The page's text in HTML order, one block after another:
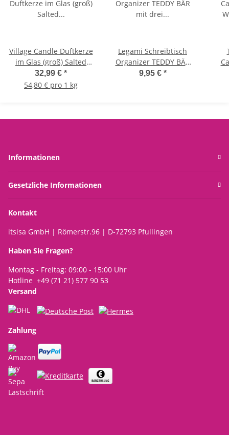
Village Candle Duftkerze
im Glas (groß) Salted
Caramel Latte - Tradition
Jar - Kerze mit 2-Docht
32,99 € *
54,80 € pro 1 kg
Legami Schreibtisch
Organizer TEDDY BÄR
mit drei Schubladen -
9,95 € *
Informationen
Gesetzliche Informationen
Kontakt
itsisa GmbH | Römerstr.96 | D-72793 Pfullingen
Haben Sie Fragen?
Montag - Freitag: 09:00 - 15:00 Uhr
Hotline +49 (71 21) 577 90 53
Versand
Zahlung